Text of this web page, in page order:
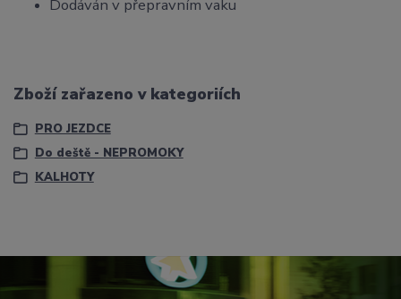
Dodáván v přepravním vaku
Zboží zařazeno v kategoriích
PRO JEZDCE
Do deště - NEPROMOKY
KALHOTY